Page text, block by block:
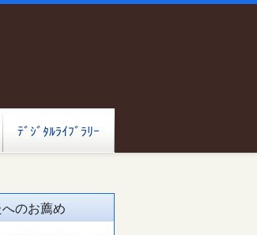
ﾃﾞｼﾞﾀﾙﾗｲﾌﾞﾗﾘｰ
のお薦め